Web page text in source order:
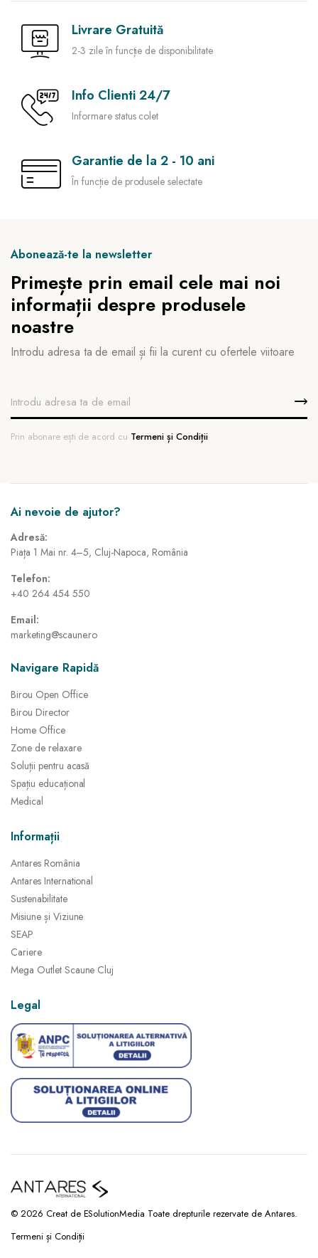
Livrare Gratuită
2-3 zile în funcție de disponibilitate
Info Clienti 24/7
Informare status colet
Garantie de la 2 - 10 ani
În funcție de produsele selectate
Abonează-te la newsletter
Primește prin email cele mai noi
informații despre produsele
noastre
Introdu adresa ta de email și fii la curent cu ofertele viitoare
Prin abonare ești de acord cu Termeni și Condiții
Ai nevoie de ajutor?
Adresă:
Piața 1 Mai nr. 4–5, Cluj-Napoca, România
Telefon:
+40 264 454 550
Email:
marketing@scaune.ro
Navigare Rapidă
Birou Open Office
Birou Director
Home Office
Zone de relaxare
Soluții pentru acasă
Spațiu educațional
Medical
Informații
Antares România
Antares International
Sustenabilitate
Misiune și Viziune
SEAP
Cariere
Mega Outlet Scaune Cluj
Legal
© 2026 Creat de ESolutionMedia Toate drepturile rezervate de Antares.
Termeni și Condiții